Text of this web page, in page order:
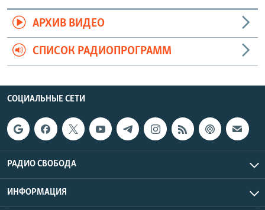
АРХИВ ВИДЕО
СПИСОК РАДИОПРОГРАММ
СОЦИАЛЬНЫЕ СЕТИ
РАДИО СВОБОДА
ИНФОРМАЦИЯ